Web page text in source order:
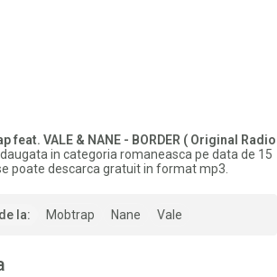
feat. VALE & NANE - BORDER ( Original Radio
in categoria romaneasca pe data de 15
poate descarca gratuit in format mp3.
la: Mobtrap Nane Vale